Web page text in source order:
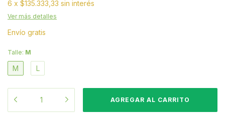
6 x $135.333,33 sin interés
Ver más detalles
Envío gratis
Talle: M
M L